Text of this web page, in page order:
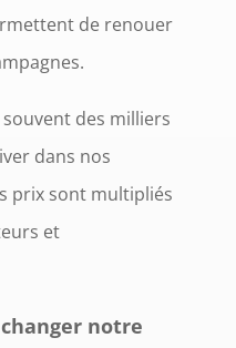
de renouer
des milliers
dans nos
prix sont multipliés
et
notre